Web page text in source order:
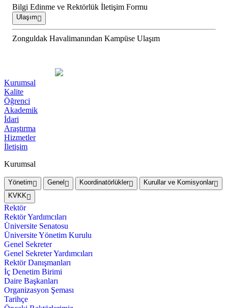
Bilgi Edinme ve Rektörlük İletişim Formu
Ulaşım
Zonguldak Havalimanından Kampüse Ulaşım
Kurumsal
Kalite
Öğrenci
Akademik
İdari
Araştırma
Hizmetler
İletişim
Kurumsal
Yönetim Genel Koordinatörlükler
Kurullar ve Komisyonlar
KVKK
Rektör
Rektör Yardımcıları
Üniversite Senatosu
Üniversite Yönetim Kurulu
Genel Sekreter
Genel Sekreter Yardımcıları
Rektör Danışmanları
İç Denetim Birimi
Daire Başkanları
Organizasyon Şeması
Tarihçe